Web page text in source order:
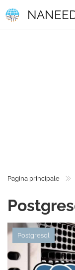
Pagina principale
Postgresql